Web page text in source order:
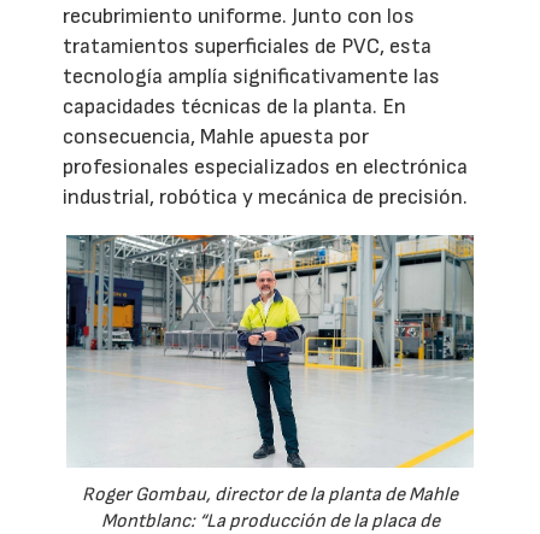
recubrimiento uniforme. Junto con los
tratamientos superficiales de PVC, esta
tecnología amplía significativamente las
capacidades técnicas de la planta. En
consecuencia, Mahle apuesta por
profesionales especializados en electrónica
industrial, robótica y mecánica de precisión.
Roger Gombau, director de la planta de Mahle
Montblanc: “La producción de la placa de